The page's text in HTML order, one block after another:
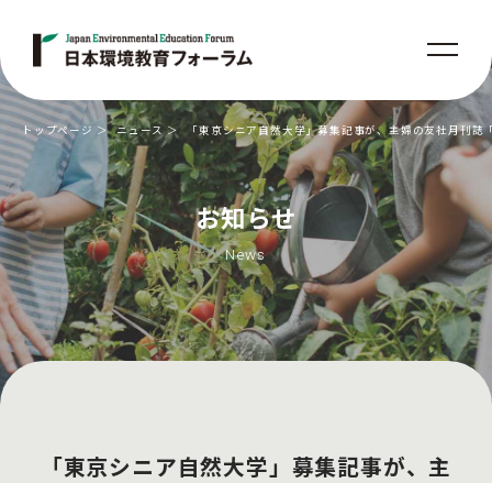
お知らせ
News
トップページ ニュース 「東京シニア自然大学」募集記事が、主婦の友社月刊
「東京シニア自然大学」募集記事が、主